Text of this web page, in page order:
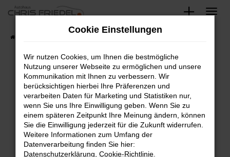
Zum
springen
Fahrzeugsuche
Fehler: Network Error
Beim Laden ist ein Fehler aufgetreten.
Hier sind ein paar Tipps, die dir helfen können:
Überprüfe deine Firewall und deine
Internetverbindung.
Cookie Einstellungen
Wir nutzen Cookies, um Ihnen die bestmögliche
Nutzung unserer Webseite zu ermöglichen und unsere
Kommunikation mit Ihnen zu verbessern. Wir
berücksichtigen hierbei Ihre Präferenzen und
verarbeiten Daten für Marketing und Statistiken nur,
wenn Sie uns Ihre Einwilligung geben. Wenn Sie zu
einem späteren Zeitpunkt Ihre Meinung ändern, können
Sie die Einwilligung jederzeit für die Zukunft widerrufen.
Weitere Informationen zum Umfang der
Datenverarbeitung finden Sie hier:
Datenschutzerklärung Cookie-Richtlinie